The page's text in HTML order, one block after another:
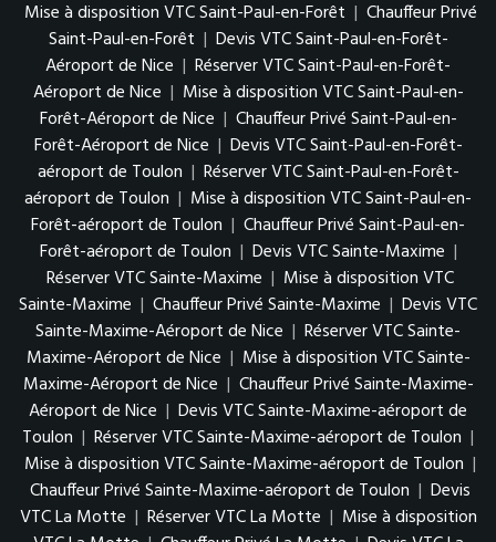
Mise à disposition VTC Saint-Paul-en-Forêt | Chauffeur Privé
Saint-Paul-en-Forêt | Devis VTC Saint-Paul-en-Forêt-
Aéroport de Nice | Réserver VTC Saint-Paul-en-Forêt-
Aéroport de Nice | Mise à disposition VTC Saint-Paul-en-
Forêt-Aéroport de Nice | Chauffeur Privé Saint-Paul-en-
Forêt-Aéroport de Nice | Devis VTC Saint-Paul-en-Forêt-
aéroport de Toulon | Réserver VTC Saint-Paul-en-Forêt-
aéroport de Toulon | Mise à disposition VTC Saint-Paul-en-
Forêt-aéroport de Toulon | Chauffeur Privé Saint-Paul-en-
Forêt-aéroport de Toulon | Devis VTC Sainte-Maxime |
Réserver VTC Sainte-Maxime | Mise à disposition VTC
Sainte-Maxime | Chauffeur Privé Sainte-Maxime | Devis VTC
Sainte-Maxime-Aéroport de Nice | Réserver VTC Sainte-
Maxime-Aéroport de Nice | Mise à disposition VTC Sainte-
Maxime-Aéroport de Nice | Chauffeur Privé Sainte-Maxime-
Aéroport de Nice | Devis VTC Sainte-Maxime-aéroport de
Toulon | Réserver VTC Sainte-Maxime-aéroport de Toulon |
Mise à disposition VTC Sainte-Maxime-aéroport de Toulon |
Chauffeur Privé Sainte-Maxime-aéroport de Toulon | Devis
VTC La Motte | Réserver VTC La Motte | Mise à disposition